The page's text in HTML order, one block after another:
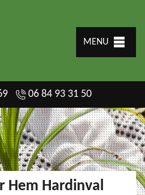
MENU
06 84 93 31 50
Hem Hardinval